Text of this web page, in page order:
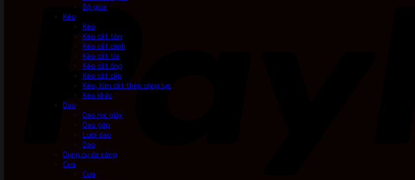
Bộ giũa
Kéo
Kéo
Kéo cắt tôn
Kéo cắt cành
Kéo cắt tỉa
Kéo cắt ống
Kéo cắt cáp
Kéo, kìm cắt thép cộng lực
Kéo khác
Dao
Dao rọc giấy
Dao gấp
Lưỡi dao
Dao
Dụng cụ đa năng
Cưa
Cưa